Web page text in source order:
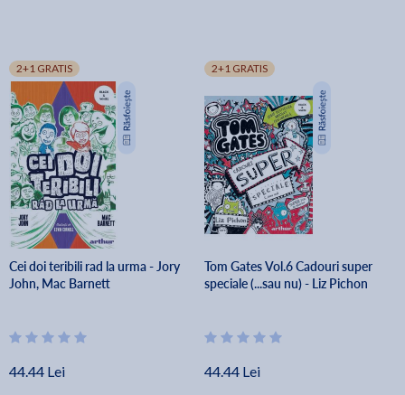
2+1 GRATIS
Cei doi teribili rad la urma - Jory
John, Mac Barnett
44.44 Lei
2+1 GRATIS
Tom Gates Vol.6 Cadouri super
speciale (...sau nu) - Liz Pichon
44.44 Lei